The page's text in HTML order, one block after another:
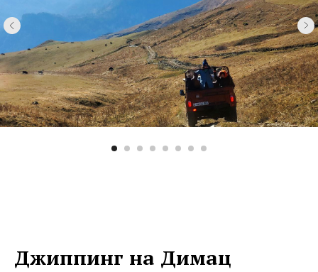
Джиппинг на Димац